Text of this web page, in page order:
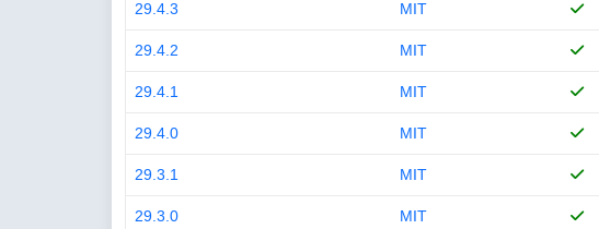
29.4.3 MIT
29.4.2 MIT
29.4.1 MIT
29.4.0 MIT
29.3.1 MIT
29.3.0 MIT